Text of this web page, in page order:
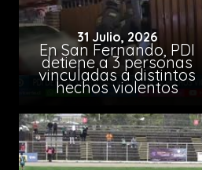
31 Julio, 2026
En San Fernando, PDI
detiene a 3 personas
vinculadas a distintos
hechos violentos